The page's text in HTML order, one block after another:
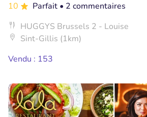
10
Parfait • 2 commentaires
HUGGYS Brussels 2 - Louise
Sint-Gillis (1km)
Vendu : 153